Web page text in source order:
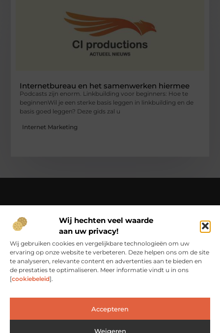
Wij hechten veel waarde
aan uw privacy!
Wij gebruiken cookies en vergelijkbare technologieën om uw
ervaring op onze website te verbeteren. Deze helpen ons om de site
te analyseren, relevante content en advertenties aan te bieden en
de prestaties te optimaliseren. Meer informatie vindt u in ons
[cookiebeleid].
Accepteren
Weigeren
Internetbureau en het samenwerken hiermee
Podcasts zijn enorm. Linkbuilding voor beginners: Hoe te
beginnenWil je een sterke basis leggen in linkbuilding en de
basis goed leggen? Deze gids zal u
Internet Marketing
Jouw gids in een wereld vol verhalen – beleef het dagelijks
leven op Ci-productions.nl.
Ontdek een rijke verzameling blogs en artikelen die je
inspireren, informeren en elke dag weer verrijken.
Bericht categorie